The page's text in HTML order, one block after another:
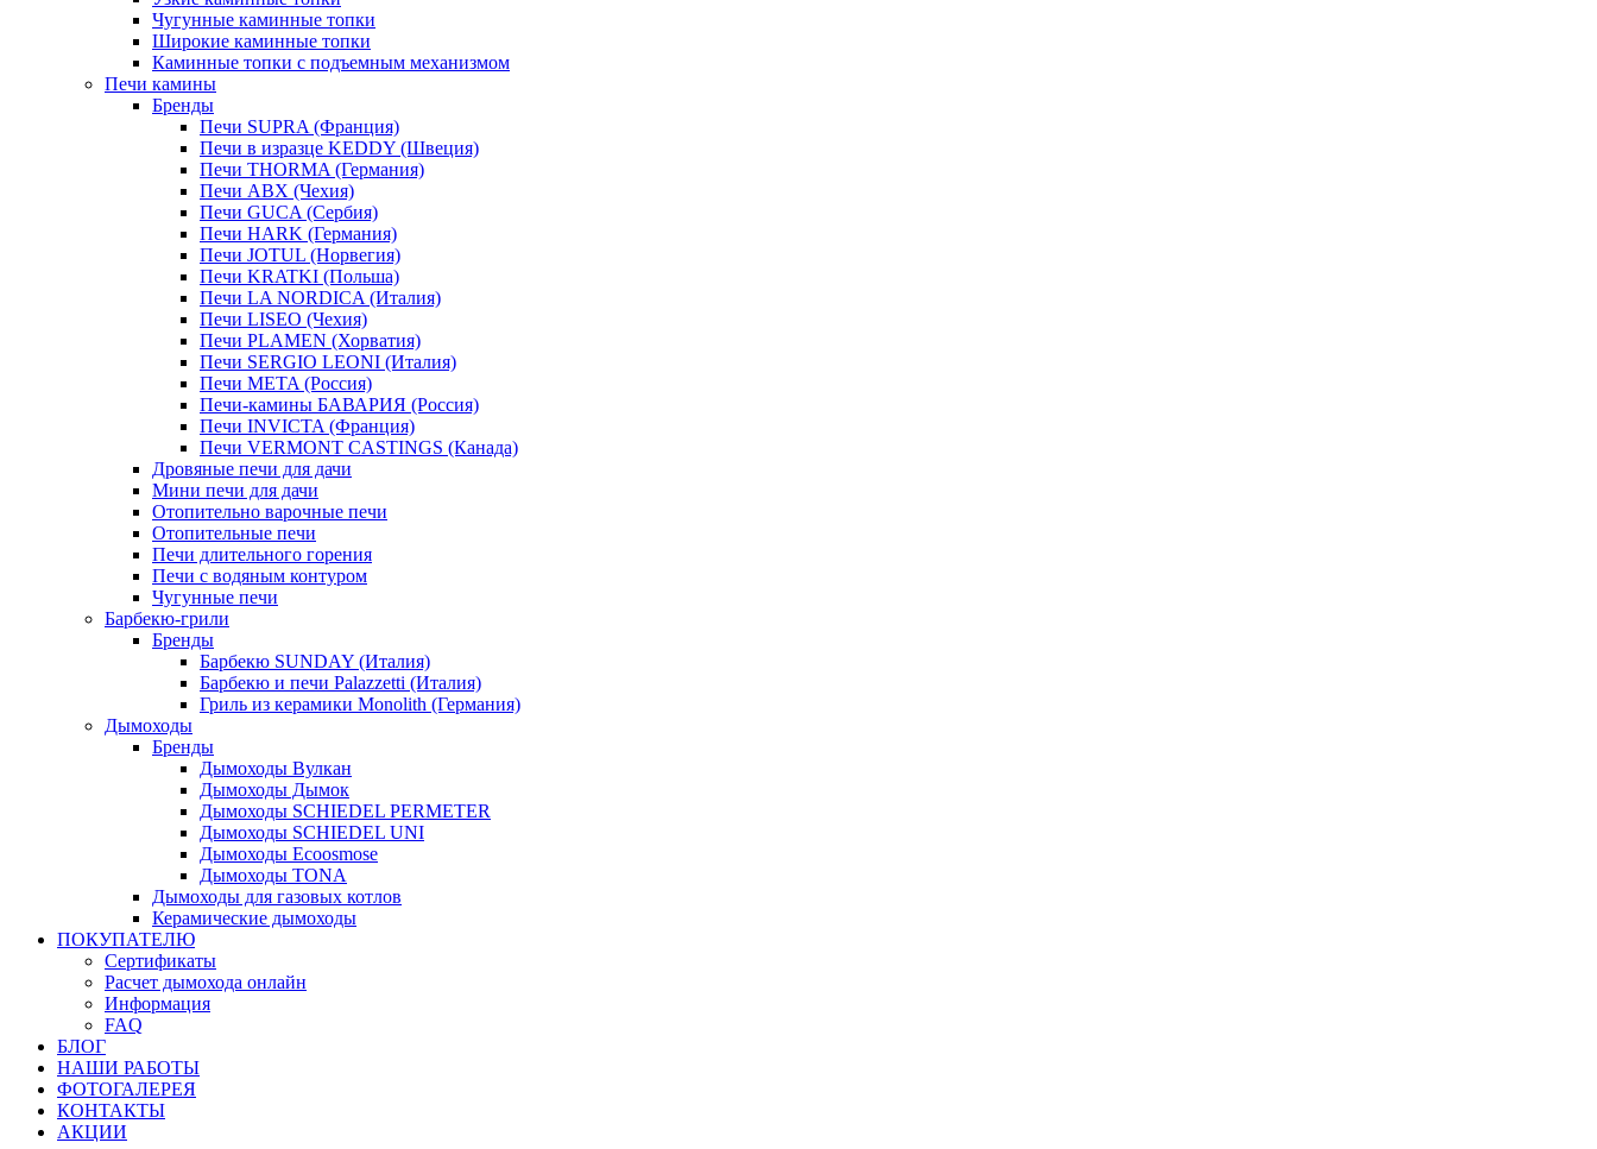
Чугунные каминные топки
Широкие каминные топки
Каминные топки с подъемным механизмом
Печи камины
Бренды
Печи SUPRA (Франция)
Печи в изразце KEDDY (Швеция)
Печи THORMA (Германия)
Печи ABX (Чехия)
Печи GUCA (Сербия)
Печи HARK (Германия)
Печи JOTUL (Норвегия)
Печи KRATKI (Польша)
Печи LA NORDICA (Италия)
Печи LISEO (Чехия)
Печи PLAMEN (Хорватия)
Печи SERGIO LEONI (Италия)
Печи META (Россия)
Печи-камины БАВАРИЯ (Россия)
Печи INVICTA (Франция)
Печи VERMONT CASTINGS (Канада)
Дровяные печи для дачи
Мини печи для дачи
Отопительно варочные печи
Отопительные печи
Печи длительного горения
Печи с водяным контуром
Чугунные печи
Барбекю-грили
Бренды
Барбекю SUNDAY (Италия)
Барбекю и печи Palazzetti (Италия)
Гриль из керамики Monolith (Германия)
Дымоходы
Бренды
Дымоходы Вулкан
Дымоходы Дымок
Дымоходы SCHIEDEL PERMETER
Дымоходы SCHIEDEL UNI
Дымоходы Ecoosmose
Дымоходы TONA
Дымоходы для газовых котлов
Керамические дымоходы
ПОКУПАТЕЛЮ
Сертификаты
Расчет дымохода онлайн
Информация
FAQ
БЛОГ
НАШИ РАБОТЫ
ФОТОГАЛЕРЕЯ
КОНТАКТЫ
АКЦИИ